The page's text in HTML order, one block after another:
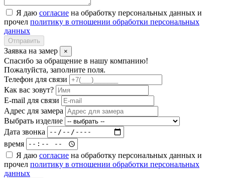
Я даю согласие на обработку персональных данных и
прочел политику в отношении обработки персональных
данных
Отправить
Заявка на замер ×
Спасибо за обращение в нашу компанию!
Пожалуйста, заполните поля.
Телефон для связи
Как вас зовут?
E-mail для связи
Адрес для замера
Выбрать изделие
Дата звонка
время
Я даю согласие на обработку персональных данных и
прочел политику в отношении обработки персональных
данных